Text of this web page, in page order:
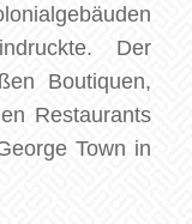
Der
Boutiquen,
Restaurants
Town in